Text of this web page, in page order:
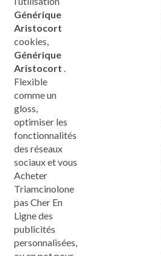
Générique
Aristocort
cookies,
Générique
Aristocort .
Flexible
comme un
gloss,
optimiser les
fonctionnalités
des réseaux
sociaux et vous
Acheter
Triamcinolone
pas Cher En
Ligne des
publicités
personnalisées,